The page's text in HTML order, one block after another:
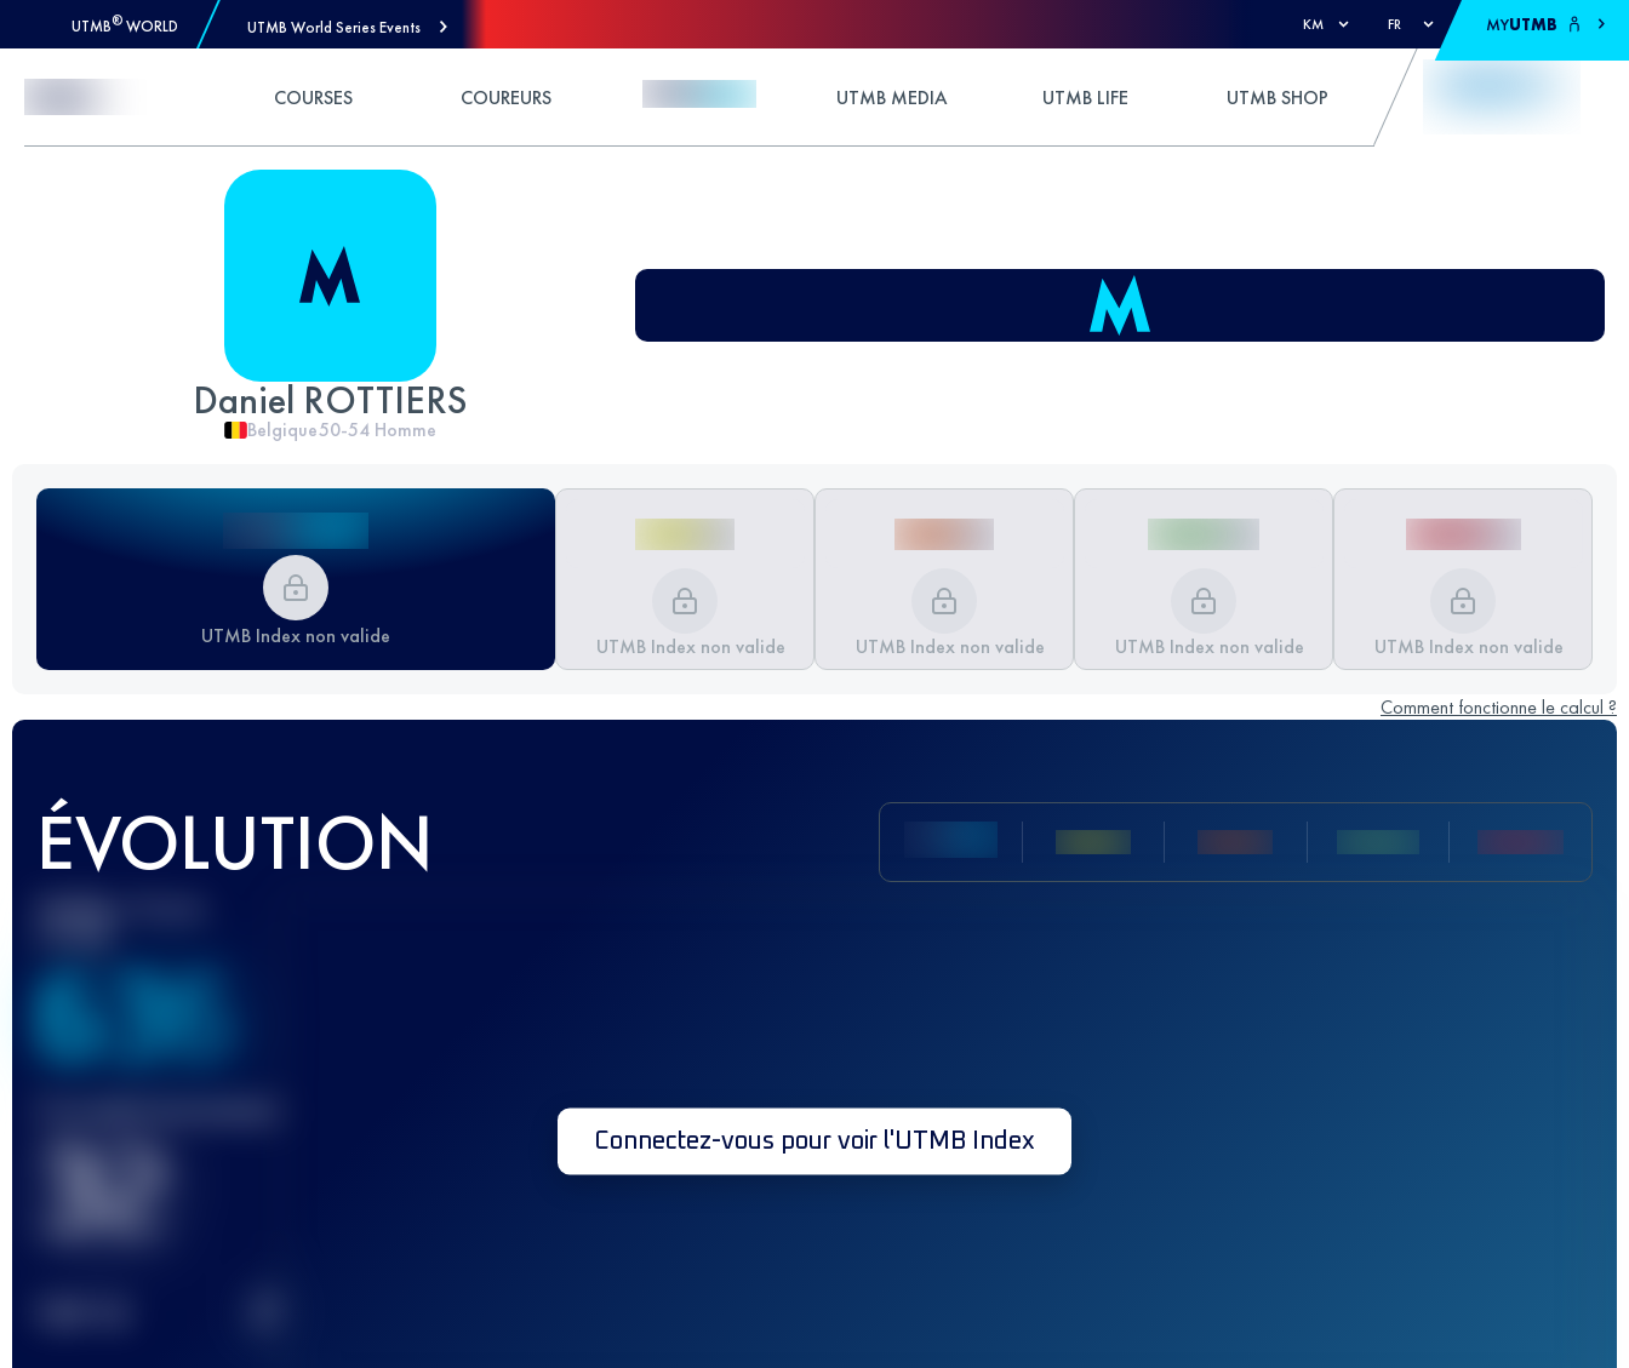
UTMB® WORLD UTMB World Series Events KM FR MYUTMB
COURSES COUREURS UTMB MEDIA UTMB LIFE UTMB SHOP
Daniel ROTTIERS
Belgique50-54 Homme
UTMB Index non valide UTMB Index non valide UTMB Index non valide UTMB Index non valide UTMB Index non valide
Comment fonctionne le calcul ?
ÉVOLUTION
Meilleur Score
636
32 Connectez-vous pour voir l'UTMB Index